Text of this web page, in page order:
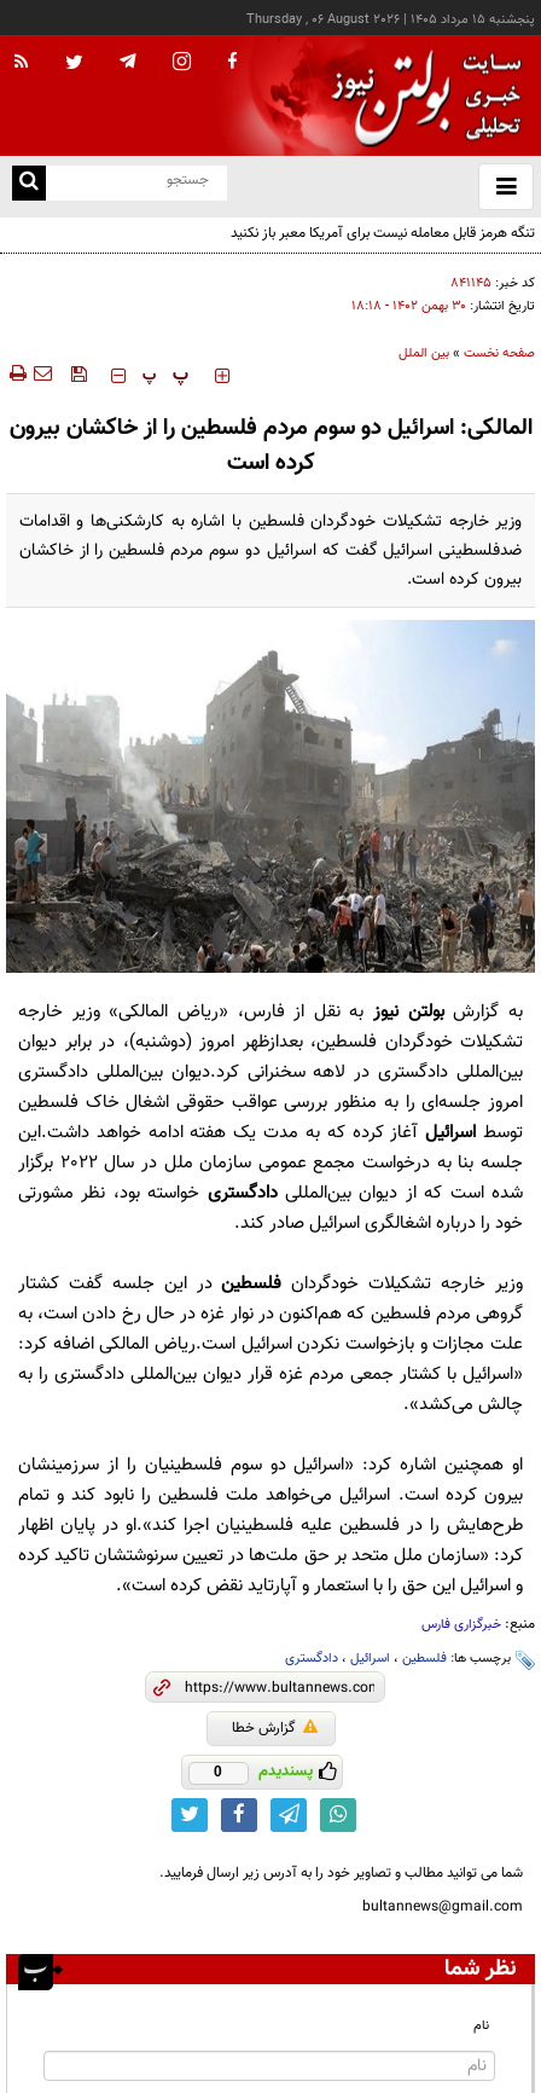
پنجشنبه ۱۵ مرداد ۱۴۰۵ |
Thursday , 06 August 2026
باز
و
تنگه هرمز قابل معامله نیست برای آمریکا معبر باز نکنید
کد خبر: ۸۴۱۱۴۵
تاریخ انتشار: ۳۰ بهمن ۱۴۰۲ - ۱۸:۱۸
صفحه نخست »بین الملل
‍‍‍ پ پ
المالکی: اسرائیل دو سوم مردم فلسطین را از خاکشان بیرون
کرده است
وزیر خارجه تشکیلات خودگردان فلسطین با اشاره به کارشکنی‌ها و اقدامات
ضدفلسطینی اسرائیل گفت که اسرائیل دو سوم مردم فلسطین را از خاکشان
بیرون کرده است.
به گزارش بولتن نیوزبه نقل از فارس، «ریاض المالکی» وزیر خارجه
تشکیلات خودگردان فلسطین، بعدازظهر امروز (دوشنبه)، در برابر دیوان
بین‌المللی دادگستری در لاهه سخنرانی کرد.دیوان بین‌المللی دادگستری
امروز جلسه‌ای را به منظور بررسی عواقب حقوقی اشغال خاک فلسطین
توسط اسرائیل آغاز کرده که به مدت یک هفته ادامه خواهد داشت.این
جلسه بنا به درخواست مجمع عمومی سازمان ملل در سال 2022 برگزار
شده است که از دیوان بین‌المللیدادگستری خواسته بود، نظر مشورتی
خود را درباره اشغالگری اسرائیل صادر کند.
وزیر خارجه تشکیلات خودگردان فلسطیندر این جلسه گفت کشتار
گروهی مردم فلسطین که هم‌اکنون در نوار غزه در حال رخ دادن است، به
علت مجازات و بازخواست نکردن اسرائیل است.ریاض المالکی اضافه کرد:
«اسرائیل با کشتار جمعی مردم غزه قرار دیوان بین‌المللی دادگستری را به
چالش می‌کشد».
او همچنین اشاره کرد: «اسرائیل دو سوم فلسطینیان را از سرزمینشان
بیرون کرده است. اسرائیل می‌خواهد ملت فلسطین را نابود کند و تمام
طرح‌هایش را در فلسطین علیه فلسطینیان اجرا کند».او در پایان اظهار
کرد: «سازمان ملل متحد بر حق ملت‌ها در تعیین سرنوشتشان تاکید کرده
و اسرائیل این حق را با استعمار و آپارتاید نقض کرده است».
منبع: خبرگزاری فارس
برچسب ها: فلسطین ، اسرائیل ، دادگستری
گزارش خطا
پسندیدم 0
شما می توانید مطالب و تصاویر خود را به آدرس زیر ارسال فرمایید.
bultannews@gmail.com
نظر شما
نام